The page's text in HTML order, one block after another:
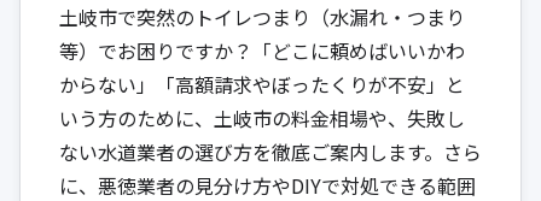
土岐市で突然のトイレつまり（水漏れ・つまり
等）でお困りですか？「どこに頼めばいいかわ
からない」「高額請求やぼったくりが不安」と
いう方のために、土岐市の料金相場や、失敗し
ない水道業者の選び方を徹底ご案内します。さら
に、悪徳業者の見分け方やDIYで対処できる範囲